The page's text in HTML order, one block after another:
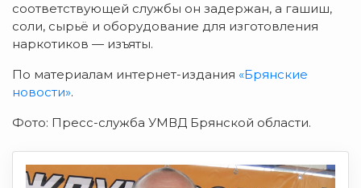
соответствующей службы он задержан, а гашиш,
соли, сырьё и оборудование для изготовления
наркотиков — изъяты.
По материалам интернет-издания «Брянские
новости».
Фото: Пресс-служба УМВД Брянской области.